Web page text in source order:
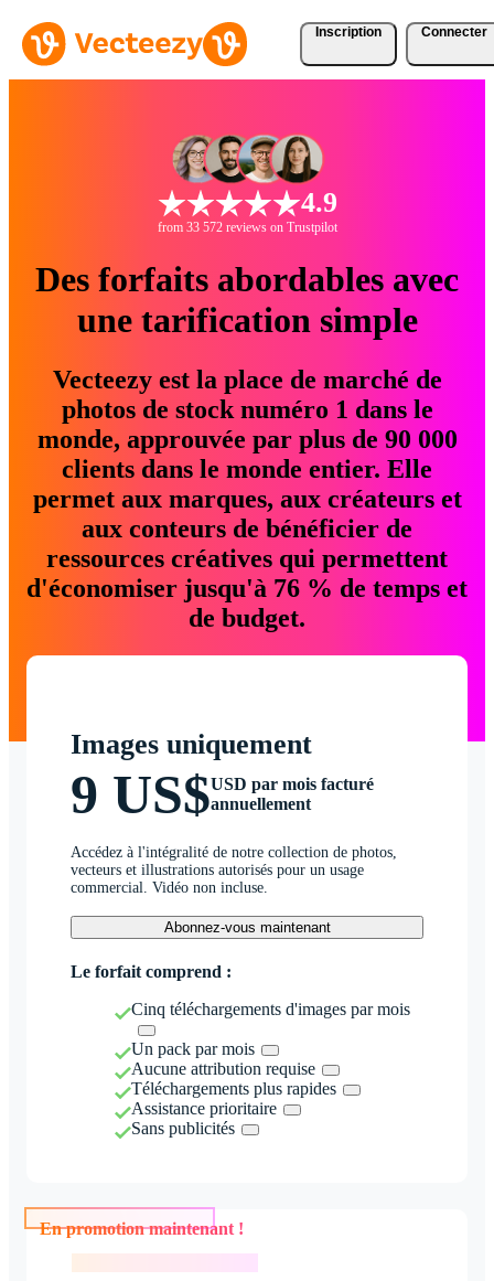
Inscription Connecter
4.9
from 33 572 reviews on Trustpilot
Des forfaits abordables avec
une tarification simple
Vecteezy est la place de marché de
photos de stock numéro 1 dans le
monde, approuvée par plus de 90 000
clients dans le monde entier. Elle
permet aux marques, aux créateurs et
aux conteurs de bénéficier de
ressources créatives qui permettent
d'économiser jusqu'à 76 % de temps et
de budget.
Images uniquement
9 US$USD par mois facturé
annuellement
Accédez à l'intégralité de notre collection de photos,
vecteurs et illustrations autorisés pour un usage
commercial. Vidéo non incluse.
Abonnez-vous maintenant
Le forfait comprend :
Cinq téléchargements d'images par mois
Un pack par mois
Aucune attribution requise
Téléchargements plus rapides
Assistance prioritaire
Sans publicités
En promotion maintenant !